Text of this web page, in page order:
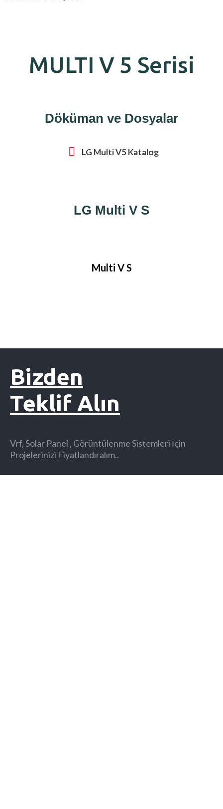
MULTI V 5 Serisi
Döküman ve Dosyalar
LG Multi V5 Katalog
LG Multi V S
Multi V S
Bizden
Teklif Alın
Vrf, Solar Panel , Görüntülenme Sistemleri İçin
Projelerinizi Fiyatlandıralım..